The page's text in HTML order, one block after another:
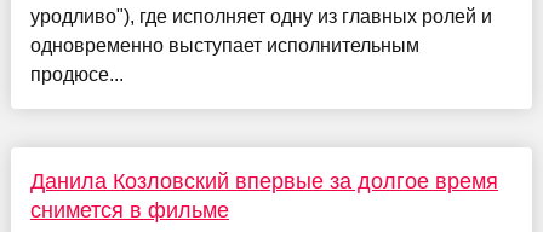
уродливо"), где исполняет одну из главных ролей и
одновременно выступает исполнительным
продюсе...
Данила Козловский впервые за долгое время
снимется в фильме